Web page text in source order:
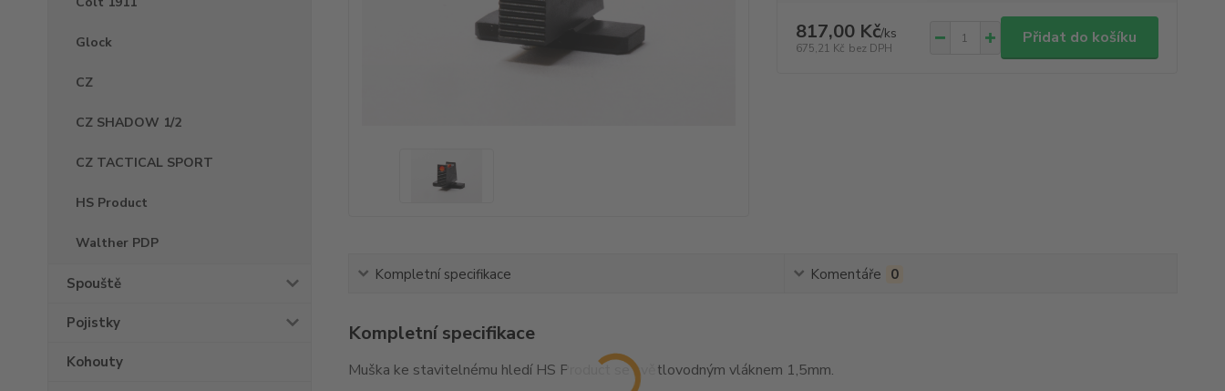
Glock
CZ
CZ SHADOW 1/2
CZ TACTICAL SPORT
HS Product
Walther PDP
Spouště
Pojistky
Kohouty
817,00 Kč/ks
675,21 Kč bez DPH
Přidat do košíku
Kompletní specifikace Komentáře 0
Kompletní specifikace
Muška ke stavitelnému hledí HS Product se světlovodným vláknem 1,5mm.